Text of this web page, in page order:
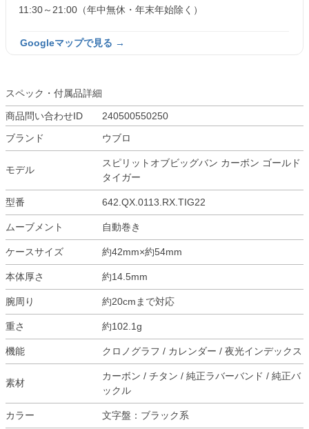
11:30～21:00（年中無休・年末年始除く）
Googleマップで見る →
スペック・付属品詳細
商品問い合わせID
240500550250
ブランド
ウブロ
モデル
スピリットオブビッグバン カーボン ゴールド
タイガー
型番 642.QX.0113.RX.TIG22
ムーブメント 自動巻き
ケースサイズ 約42mm×約54mm
本体厚さ 約14.5mm
腕周り 約20cmまで対応
重さ 約102.1g
機能 クロノグラフ / カレンダー / 夜光インデックス
素材
カーボン / チタン / 純正ラバーバンド / 純正バ
ックル
カラー 文字盤：ブラック系